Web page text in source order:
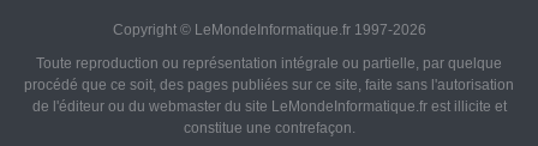
Copyright © LeMondeInformatique.fr 1997-2026
Toute reproduction ou représentation intégrale ou partielle, par quelque
procédé que ce soit, des pages publiées sur ce site, faite sans l'autorisation
de l'éditeur ou du webmaster du site LeMondeInformatique.fr est illicite et
constitue une contrefaçon.